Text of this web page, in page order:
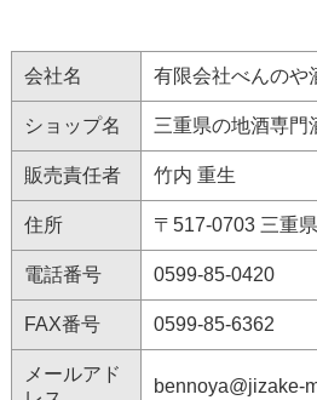
会社名 有限会社べんのや
ショップ名 三重県の地酒専門
販売責任者 竹内 重生
住所 〒517-0703 三重
電話番号 0599-85-0420
FAX番号 0599-85-6362
メールアド
bennoya@jizake-